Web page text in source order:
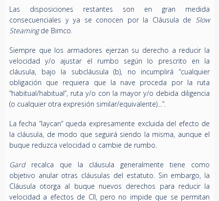
Las disposiciones restantes son en gran medida
consecuenciales y ya se conocen por la Cláusula de Slow
Steamingde Bimco.
Siempre que los armadores ejerzan su derecho a reducir la
velocidad y/o ajustar el rumbo según lo prescrito en la
cláusula, bajo la subcláusula (b), no incumplirá “cualquier
obligación que requiera que la nave proceda por la ruta
“habitual/habitual”, ruta y/o con la mayor y/o debida diligencia
(o cualquier otra expresión similar/equivalente)…”.
La fecha “laycan” queda expresamente excluida del efecto de
la cláusula, de modo que seguirá siendo la misma, aunque el
buque reduzca velocidad o cambie de rumbo.
Gardrecalca que la cláusula generalmente tiene como
objetivo anular otras cláusulas del estatuto. Sin embargo, la
Cláusula otorga al buque nuevos derechos para reducir la
velocidad a efectos de CII, pero no impide que se permitan